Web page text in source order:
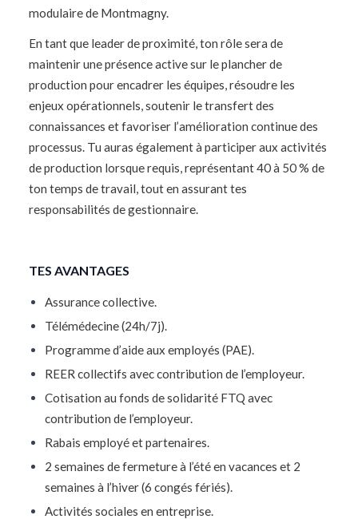
modulaire de Montmagny.
En tant que leader de proximité, ton rôle sera de
maintenir une présence active sur le plancher de
production pour encadrer les équipes, résoudre les
enjeux opérationnels, soutenir le transfert des
connaissances et favoriser l’amélioration continue des
processus. Tu auras également à participer aux activités
de production lorsque requis, représentant 40 à 50 % de
ton temps de travail, tout en assurant tes
responsabilités de gestionnaire.
TES AVANTAGES
Assurance collective.
Télémédecine (24h/7j).
Programme d’aide aux employés (PAE).
REER collectifs avec contribution de l’employeur.
Cotisation au fonds de solidarité FTQ avec
contribution de l’employeur.
Rabais employé et partenaires.
2 semaines de fermeture à l’été en vacances et 2
semaines à l’hiver (6 congés fériés).
Activités sociales en entreprise.